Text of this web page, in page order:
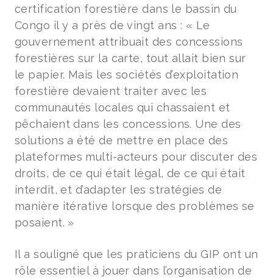
certification forestière dans le bassin du
Congo il y a près de vingt ans : « Le
gouvernement attribuait des concessions
forestières sur la carte, tout allait bien sur
le papier. Mais les sociétés d’exploitation
forestière devaient traiter avec les
communautés locales qui chassaient et
pêchaient dans les concessions. Une des
solutions a été de mettre en place des
plateformes multi-acteurs pour discuter des
droits, de ce qui était légal, de ce qui était
interdit, et d’adapter les stratégies de
manière itérative lorsque des problèmes se
posaient. »
Il a souligné que les praticiens du GIP ont un
rôle essentiel à jouer dans l’organisation de